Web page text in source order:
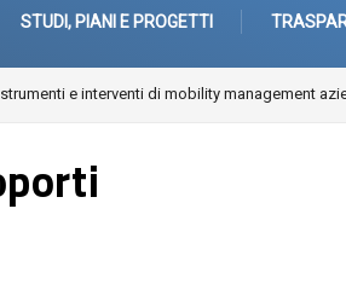
STUDI, PIANI E PROGETTI
e interventi di mobility management